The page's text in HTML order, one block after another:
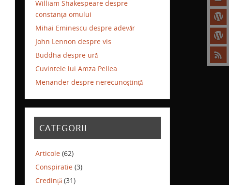
William Shakespeare despre
constanţa omului
Mihai Eminescu despre adevăr
John Lennon despre vis
Buddha despre ură
Cuvintele lui Amza Pellea
Menander despre nerecunoştinţă
CATEGORII
Articole (62)
Conspiratie (3)
Credință (31)